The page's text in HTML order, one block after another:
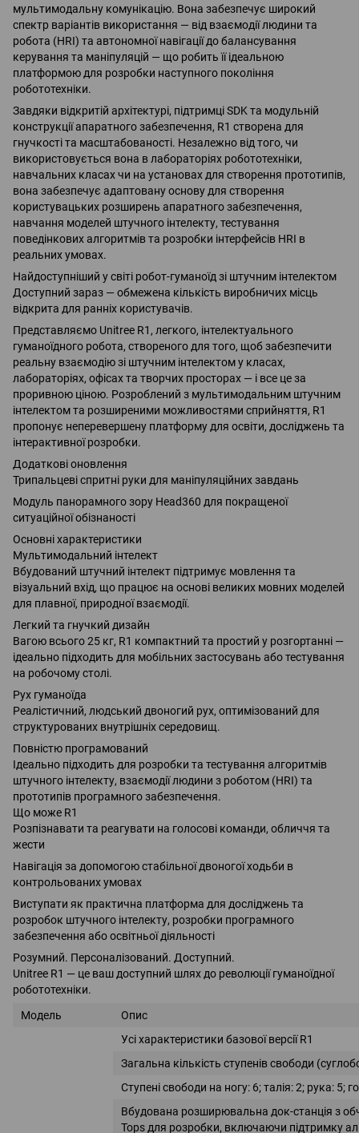
мультимодальну комунікацію. Вона забезпечує широкий
спектр варіантів використання — від взаємодії людини та
робота (HRI) та автономної навігації до балансування
керування та маніпуляцій — що робить її ідеальною
платформою для розробки наступного покоління
робототехніки.
Завдяки відкритій архітектурі, підтримці SDK та модульній
конструкції апаратного забезпечення, R1 створена для
гнучкості та масштабованості. Незалежно від того, чи
використовується вона в лабораторіях робототехніки,
навчальних класах чи на установах для створення прототипів,
вона забезпечує адаптовану основу для створення
користувацьких розширень апаратного забезпечення,
навчання моделей штучного інтелекту, тестування
поведінкових алгоритмів та розробки інтерфейсів HRI в
реальних умовах.
Найдоступніший у світі робот-гуманоїд зі штучним інтелектом
Доступний зараз — обмежена кількість виробничих місць
відкрита для ранніх користувачів.
Представляємо Unitree R1, легкого, інтелектуального
гуманоїдного робота, створеного для того, щоб забезпечити
реальну взаємодію зі штучним інтелектом у класах,
лабораторіях, офісах та творчих просторах — і все це за
проривною ціною. Розроблений з мультимодальним штучним
інтелектом та розширеними можливостями сприйняття, R1
пропонує неперевершену платформу для освіти, досліджень та
інтерактивної розробки.
Додаткові оновлення
Трипальцеві спритні руки для маніпуляційних завдань
Модуль панорамного зору Head360 для покращеної
ситуаційної обізнаності
Основні характеристики
Мультимодальний інтелект
Вбудований штучний інтелект підтримує мовлення та
візуальний вхід, що працює на основі великих мовних моделей
для плавної, природної взаємодії.
Легкий та гнучкий дизайн
Вагою всього 25 кг, R1 компактний та простий у розгортанні —
ідеально підходить для мобільних застосувань або тестування
на робочому столі.
Рух гуманоїда
Реалістичний, людський двоногий рух, оптимізований для
структурованих внутрішніх середовищ.
Повністю програмований
Ідеально підходить для розробки та тестування алгоритмів
штучного інтелекту, взаємодії людини з роботом (HRI) та
прототипів програмного забезпечення.
Що може R1
Розпізнавати та реагувати на голосові команди, обличчя та
жести
Навігація за допомогою стабільної двоногої ходьби в
контрольованих умовах
Виступати як практична платформа для досліджень та
розробок штучного інтелекту, розробки програмного
забезпечення або освітньої діяльності
Розумний. Персоналізований. Доступний.
Unitree R1 — це ваш доступний шлях до революції гуманоїдної
робототехніки.
Модель
Опис
Усі характеристики базової версії R1
Загальна кількість ступенів свободи
Ступені свободи на ногу: 6; талія: 2; рука: 5;
Вбудована розширювальна док-станція з
Tops для розробки, включаючи підтримку